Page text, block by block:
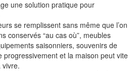
se remplissent sans même que l’on
conservés “au cas où”, meubles
saisonniers, souvenirs de
progressivement et la maison peut vite
vivre.